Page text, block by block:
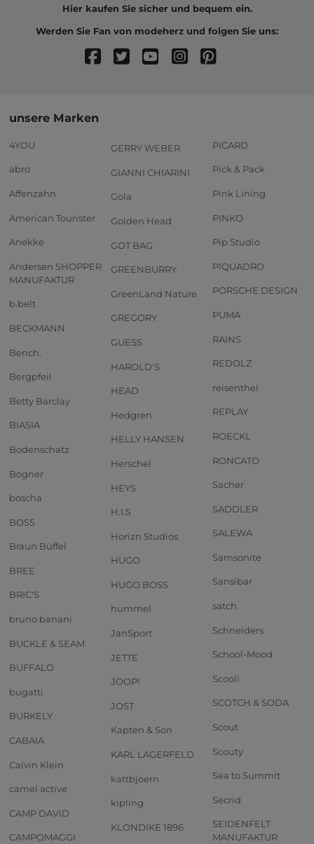
Hier kaufen Sie sicher und bequem ein.
Werden Sie Fan von modeherz und folgen Sie uns:
unsere Marken
4YOU
abro
Affenzahn
American Tourister
Anekke
Andersen SHOPPER
MANUFAKTUR
b.belt
BECKMANN
Bench.
Bergpfeil
Betty Barclay
BIASIA
Bodenschatz
Bogner
boscha
BOSS
Braun Büffel
BREE
BRIC'S
bruno banani
BUCKLE & SEAM
BUFFALO
bugatti
BURKELY
CABAIA
Calvin Klein
camel active
CAMP DAVID
CAMPOMAGGI
GERRY WEBER
GIANNI CHIARINI
Gola
Golden Head
GOT BAG
GREENBURRY
GreenLand Nature
GREGORY
GUESS
HAROLD'S
HEAD
Hedgren
HELLY HANSEN
Herschel
HEYS
H.I.S
Horizn Studios
HUGO
HUGO BOSS
hummel
JanSport
JETTE
JOOP!
JOST
Kapten & Son
KARL LAGERFELD
kattbjoern
kipling
KLONDIKE 1896
PICARD
Pick & Pack
Pink Lining
PINKO
Pip Studio
PIQUADRO
PORSCHE DESIGN
PUMA
RAINS
REDOLZ
reisenthel
REPLAY
ROECKL
RONCATO
Sacher
SADDLER
SALEWA
Samsonite
Sansibar
satch
Schneiders
School-Mood
Scooli
SCOTCH & SODA
Scout
Scouty
Sea to Summit
Secrid
SEIDENFELT
MANUFAKTUR